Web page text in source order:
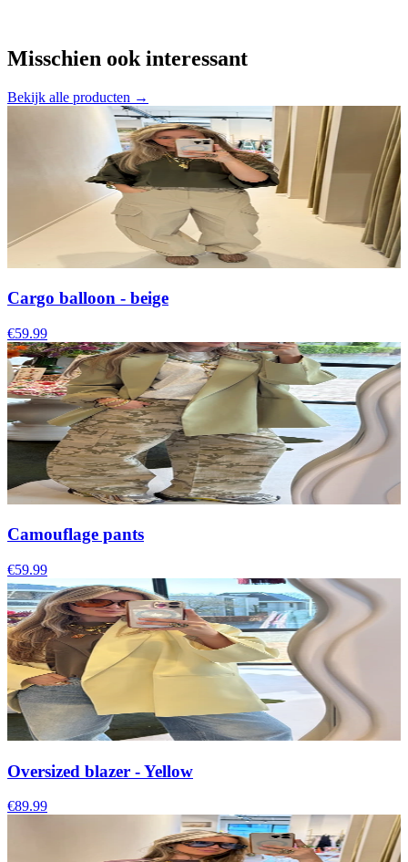
Misschien ook interessant
Bekijk alle producten →
Cargo balloon - beige
€59.99
Camouflage pants
€59.99
Oversized blazer - Yellow
€89.99